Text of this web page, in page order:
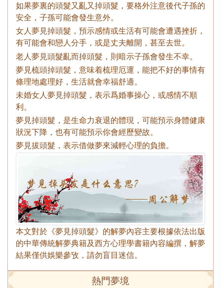
如果夢裏的頭髮又亂又掉頭髮，要格外注意後代子孫的
安全，子孫可能會發生意外。
女人夢見掉頭髮，預示感情或生活有可能會遭遇挫折，
有可能會和戀人分手，或是丈夫離開，甚至去世。
老人夢見頭髮亂而掉頭髮，則暗示子孫會發生不幸。
夢見梳頭掉頭髮，意味着梳理厄運，能把不好的事情有
條理地處理好，生活就會幸福舒適。
未婚女人夢見掉頭髮，表示爲婚事操心，或感情不順
利。
夢見掉頭髮，是生命力衰退的體現，可能預示身體健康
狀況下降，也有可能預示你會經歷變故。
夢見拔頭髮，表示借做夢來減輕心理的負擔。
本文對於《夢見掉頭髮》的解夢內容主要根據依法出版
的中華傳統解夢典籍及西方心理學書籍內容編撰，解夢
結果僅供娛樂參攷，請勿盲目迷信。
熱門夢境